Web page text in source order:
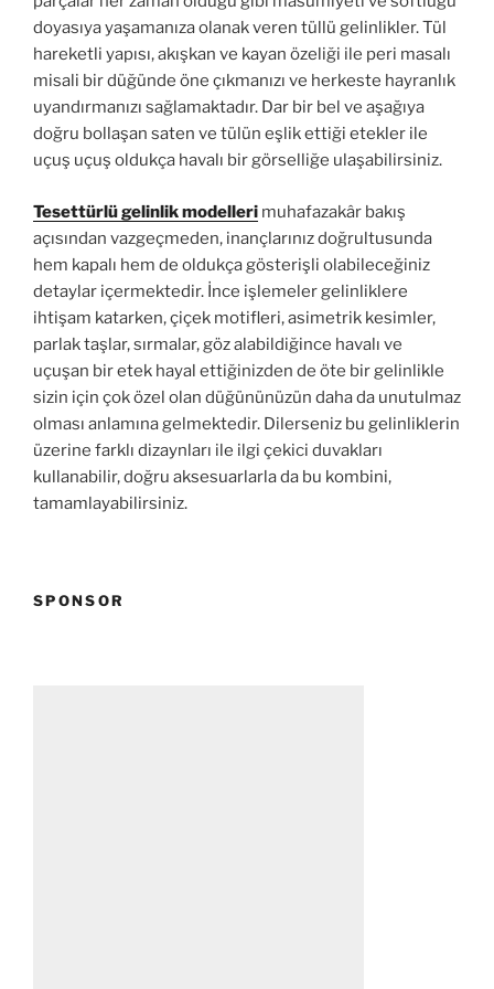
doyasıya yaşamanıza olanak veren tüllü gelinlikler. Tül
hareketli yapısı, akışkan ve kayan özeliği ile peri masalı
misali bir düğünde öne çıkmanızı ve herkeste hayranlık
uyandırmanızı sağlamaktadır. Dar bir bel ve aşağıya
doğru bollaşan saten ve tülün eşlik ettiği etekler ile
uçuş uçuş oldukça havalı bir görselliğe ulaşabilirsiniz.
Tesettürlü gelinlik modelleri muhafazakâr bakış
açısından vazgeçmeden, inançlarınız doğrultusunda
hem kapalı hem de oldukça gösterişli olabileceğiniz
detaylar içermektedir. İnce işlemeler gelinliklere
ihtişam katarken, çiçek motifleri, asimetrik kesimler,
parlak taşlar, sırmalar, göz alabildiğince havalı ve
uçuşan bir etek hayal ettiğinizden de öte bir gelinlikle
sizin için çok özel olan düğününüzün daha da unutulmaz
olması anlamına gelmektedir. Dilerseniz bu gelinliklerin
üzerine farklı dizaynları ile ilgi çekici duvakları
kullanabilir, doğru aksesuarlarla da bu kombini,
tamamlayabilirsiniz.
SPONSOR